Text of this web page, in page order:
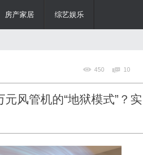
房产家居 综艺娱乐
450 10
风管机的“地狱模式”？实